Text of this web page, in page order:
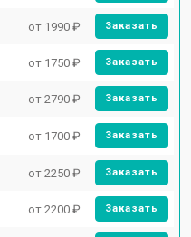
от 1990 ₽ Заказать
от 1750 ₽ Заказать
от 2790 ₽ Заказать
от 1700 ₽ Заказать
от 2250 ₽ Заказать
от 2200 ₽ Заказать